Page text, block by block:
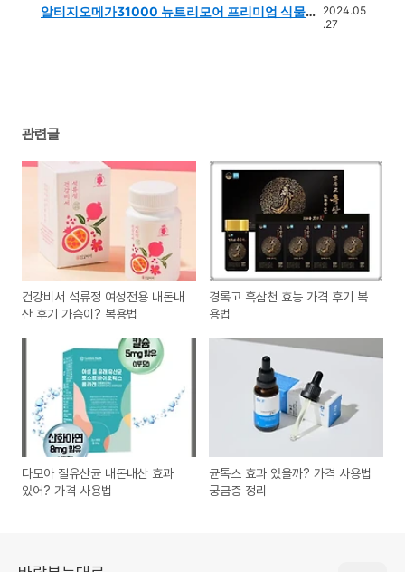
알티지오메가31000 뉴트리모어 프리미엄 식물성 2024.05
.27
관련글
건강비서 석류정 여성전용 내돈내
산 후기 가슴이? 복용법
경록고 흑삼천 효능 가격 후기 복
용법
다모아 질유산균 내돈내산 효과
있어? 가격 사용법
균톡스 효과 있을까? 가격 사용법
궁금증 정리